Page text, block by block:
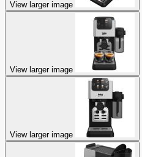
View larger image
View larger image
View larger image